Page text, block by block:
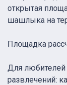
открытая
шашлыка на
Площадка
Для любителей
развлечений: